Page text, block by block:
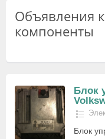
Объявления
компоненты
Блок
Блок